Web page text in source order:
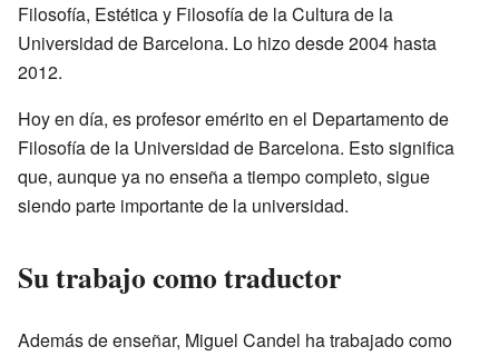
Filosofía, Estética y Filosofía de la Cultura de la
Universidad de Barcelona. Lo hizo desde 2004 hasta
2012.
Hoy en día, es profesor emérito en el Departamento de
Filosofía de la Universidad de Barcelona. Esto significa
que, aunque ya no enseña a tiempo completo, sigue
siendo parte importante de la universidad.
Su trabajo como traductor
Además de enseñar, Miguel Candel ha trabajado como